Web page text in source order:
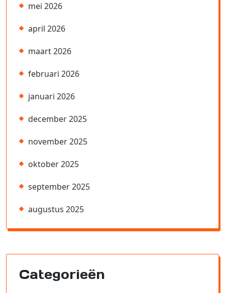
mei 2026
april 2026
maart 2026
februari 2026
januari 2026
december 2025
november 2025
oktober 2025
september 2025
augustus 2025
Categorieën